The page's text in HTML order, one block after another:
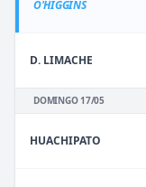
O'HIGGINS
D. LIMACHE
DOMINGO 17/05
HUACHIPATO